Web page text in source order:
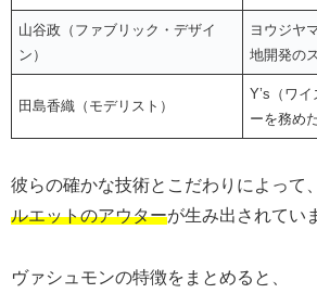
山谷政（ファブリック・デザイ
ン）
ヨウジヤ
地開発の
田島香織（モデリスト）
Y’s（ワ
ーを務め
彼らの確かな技術とこだわりによって、
ルエットのアウターが生み出されてい
ヴァシュモンの特徴をまとめると、